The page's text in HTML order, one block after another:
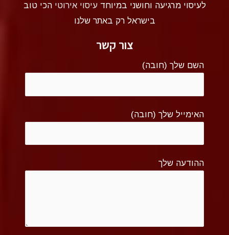
לעיסוי מרגיעה וחושני במיוחדעיסוי אירוטי הכי טוב
בישראל רק באתר שלנו
צור קשר
השם שלך (חובה)
האימייל שלך (חובה)
ההודעה שלך